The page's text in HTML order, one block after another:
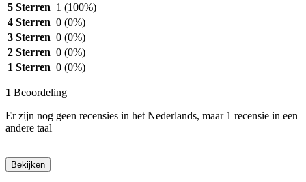
5 Sterren 1 (100%)
4 Sterren 0 (0%)
3 Sterren 0 (0%)
2 Sterren 0 (0%)
1 Sterren 0 (0%)
1 Beoordeling
Er zijn nog geen recensies in het Nederlands, maar 1 recensie in een
andere taal
Bekijken